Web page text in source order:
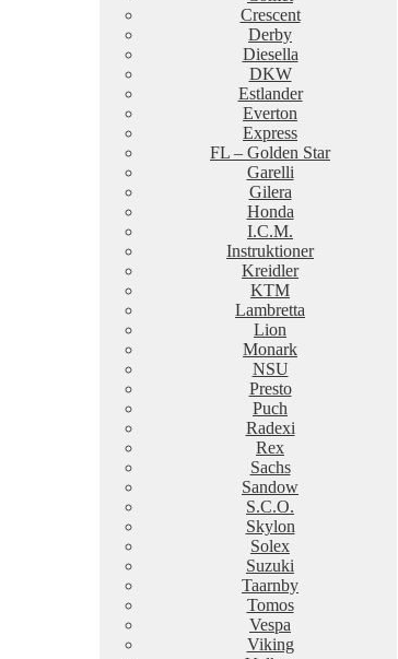
Crescent
Derby
Diesella
DKW
Estlander
Everton
Express
FL – Golden Star
Garelli
Gilera
Honda
I.C.M.
Instruktioner
Kreidler
KTM
Lambretta
Lion
Monark
NSU
Presto
Puch
Radexi
Rex
Sachs
Sandow
S.C.O.
Skylon
Solex
Suzuki
Taarnby
Tomos
Vespa
Viking